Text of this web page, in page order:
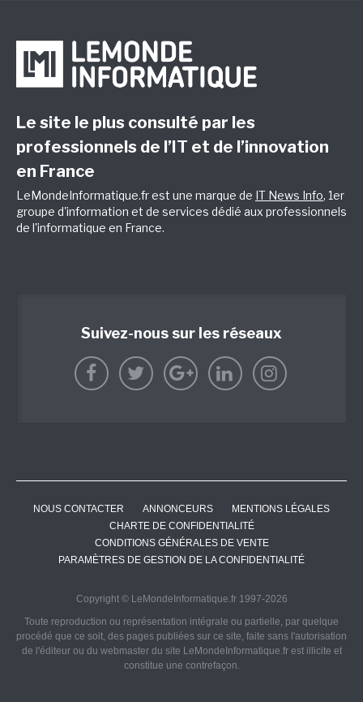
Le site le plus consulté par les
professionnels de l’IT et de l’innovation
en France
LeMondeInformatique.fr est une marque de IT News Info, 1er
groupe d'information et de services dédié aux professionnels
de l'informatique en France.
Suivez-nous sur les réseaux
NOUS CONTACTER ANNONCEURS
MENTIONS LÉGALES
CHARTE DE CONFIDENTIALITÉ
CONDITIONS GÉNÉRALES DE VENTE
PARAMÈTRES DE GESTION DE LA CONFIDENTIALITÉ
Copyright © LeMondeInformatique.fr 1997-2026
Toute reproduction ou représentation intégrale ou partielle, par quelque
procédé que ce soit, des pages publiées sur ce site, faite sans l'autorisation
de l'éditeur ou du webmaster du site LeMondeInformatique.fr est illicite et
constitue une contrefaçon.